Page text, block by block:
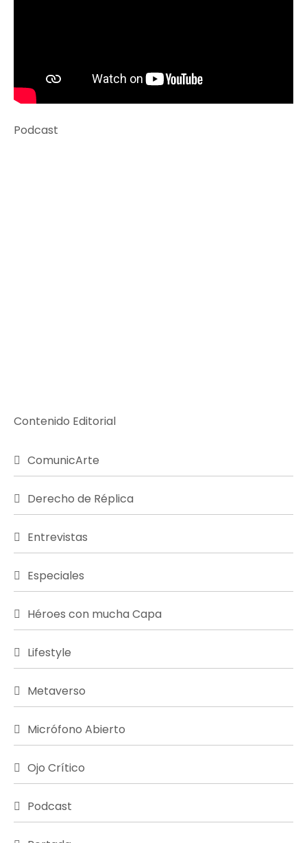
Podcast
Contenido Editorial
ComunicArte
Derecho de Réplica
Entrevistas
Especiales
Héroes con mucha Capa
Lifestyle
Metaverso
Micrófono Abierto
Ojo Crítico
Podcast